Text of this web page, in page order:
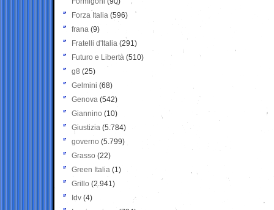
Forza Italia (596)
frana (9)
Fratelli d'Italia (291)
Futuro e Libertà (510)
g8 (25)
Gelmini (68)
Genova (542)
Giannino (10)
Giustizia (5.784)
governo (5.799)
Grasso (22)
Green Italia (1)
Grillo (2.941)
Idv (4)